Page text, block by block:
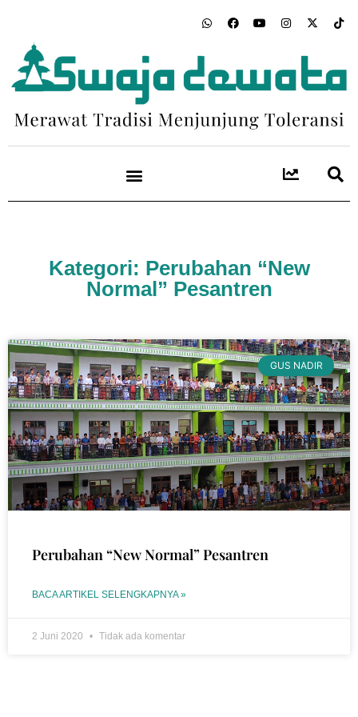
Kategori: Perubahan “New
Normal” Pesantren
GUS NADIR
Perubahan “New Normal” Pesantren
BACA ARTIKEL SELENGKAPNYA »
2 Juni 2020 Tidak ada komentar